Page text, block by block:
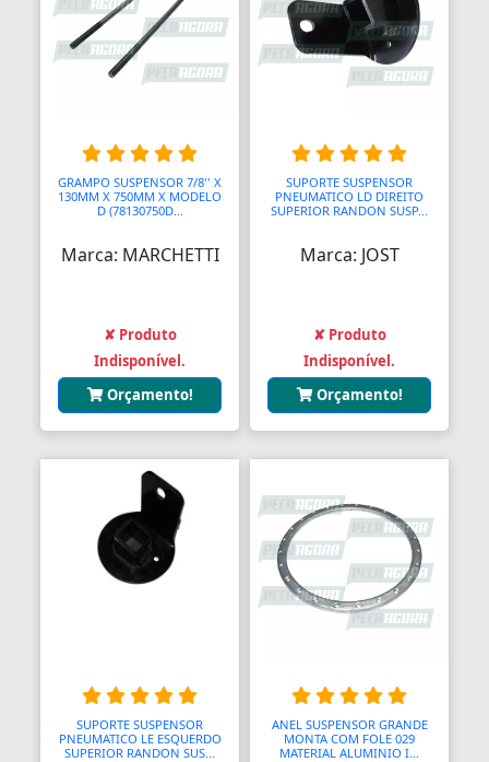
GRAMPO SUSPENSOR 7/8'' X
130MM X 750MM X MODELO
D (78130750D...
Marca: MARCHETTI
✘ Produto
Indisponível.
Orçamento!
SUPORTE SUSPENSOR
PNEUMATICO LD DIREITO
SUPERIOR RANDON SUSP...
Marca: JOST
✘ Produto
Indisponível.
Orçamento!
SUPORTE SUSPENSOR
PNEUMATICO LE ESQUERDO
SUPERIOR RANDON SUS...
ANEL SUSPENSOR GRANDE
MONTA COM FOLE 029
MATERIAL ALUMINIO I...